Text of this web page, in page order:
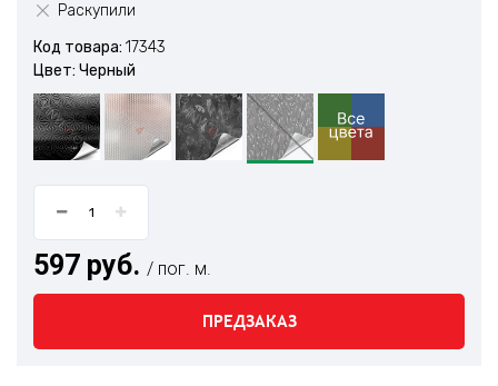
Раскупили
Код товара: 17343
Цвет: Черный
597 руб. / пог. м.
ПРЕДЗАКАЗ